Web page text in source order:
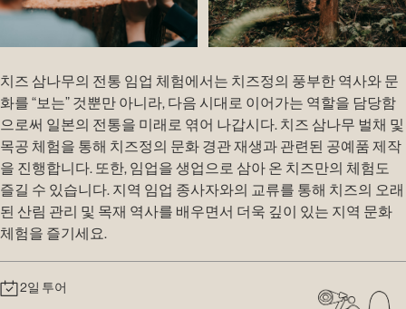
치즈 삼나무의 전통 임업 체험에서는 치즈정의 풍부한 역사와 문
화를 “보는” 것뿐만 아니라, 다음 시대로 이어가는 역할을 담당함
으로써 일본의 전통을 미래로 엮어 나갑시다. 치즈 삼나무 벌채 및
목공 체험을 통해 치즈정의 문화 경관 재생과 관련된 공예품 제작
을 진행합니다. 또한, 임업을 생업으로 삼아 온 치즈만의 체험도
즐길 수 있습니다. 지역 임업 종사자와의 교류를 통해 치즈의 오래
된 산림 관리 및 목재 역사를 배우면서 더욱 깊이 있는 지역 문화
체험을 즐기세요.
2일 투어